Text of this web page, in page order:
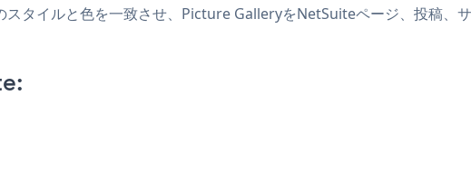
タイルと色を一致させ、Picture GalleryをNetSuiteページ、投稿、